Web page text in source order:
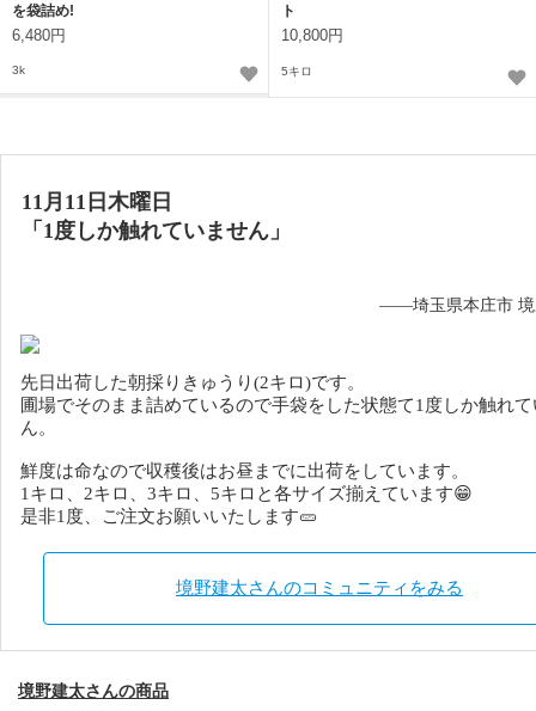
を袋詰め!
6,480円
3k
ト
10,800円
5キロ
11月11日木曜日
「 1度しか触れていません 」
——埼玉県本庄市 境
先日出荷した朝採りきゅうり(2キロ)です。
圃場でそのまま詰めているので手袋をした状態て1度しか触れ
ん。
鮮度は命なので収穫後はお昼までに出荷をしています。
1キロ、2キロ、3キロ、5キロと各サイズ揃えています😁
是非1度、ご注文お願いいたします🥒
境野建太さんのコミュニティをみる
境野建太さんの商品